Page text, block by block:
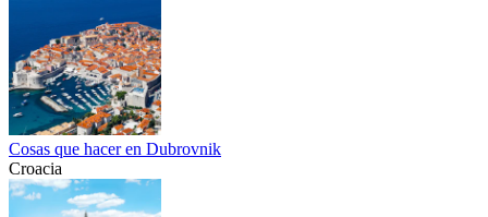
Cosas que hacer en Dubrovnik
Croacia